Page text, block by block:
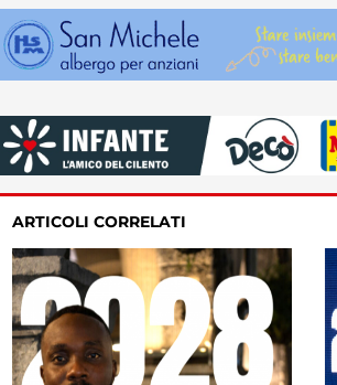
ARTICOLI CORRELATI